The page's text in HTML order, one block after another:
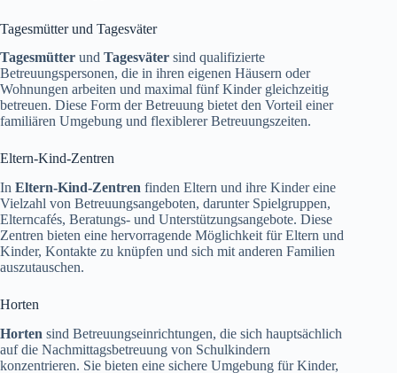
Tagesmütter und Tagesväter
Tagesmütter und Tagesväter sind qualifizierte
Betreuungspersonen, die in ihren eigenen Häusern oder
Wohnungen arbeiten und maximal fünf Kinder gleichzeitig
betreuen. Diese Form der Betreuung bietet den Vorteil einer
familiären Umgebung und flexiblerer Betreuungszeiten.
Eltern-Kind-Zentren
In Eltern-Kind-Zentren finden Eltern und ihre Kinder eine
Vielzahl von Betreuungsangeboten, darunter Spielgruppen,
Elterncafés, Beratungs- und Unterstützungsangebote. Diese
Zentren bieten eine hervorragende Möglichkeit für Eltern und
Kinder, Kontakte zu knüpfen und sich mit anderen Familien
auszutauschen.
Horten
Horten sind Betreuungseinrichtungen, die sich hauptsächlich
auf die Nachmittagsbetreuung von Schulkindern
konzentrieren. Sie bieten eine sichere Umgebung für Kinder,